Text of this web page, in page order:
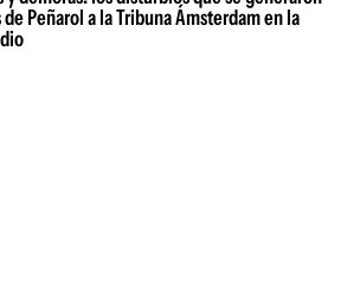
Peñarol a la Tribuna Ámsterdam en la